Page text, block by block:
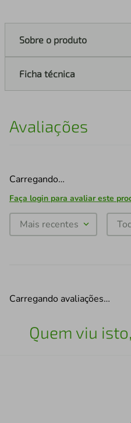
Sobre o produto
Ficha técnica
Avaliações
Carregando…
Faça login para avaliar este
Mais recentes
Carregando avaliações…
Quem viu